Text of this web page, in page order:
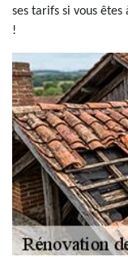
ses tarifs si vous êtes
!